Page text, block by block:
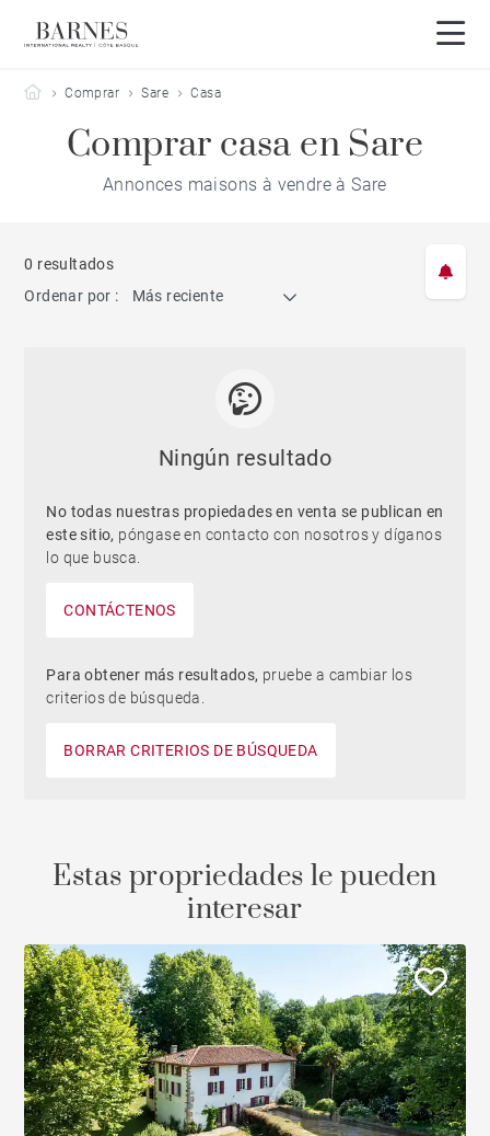
Barnes Côte Basque
Comprar Sare Casa
Comprar casa en Sare
Annonces maisons à vendre à Sare
0 resultados
Ordenar por :
Más reciente
Ningún resultado
No todas nuestras propiedades en venta se publican en
este sitio, póngase en contacto con nosotros y díganos
lo que busca.
CONTÁCTENOS
Para obtener más resultados, pruebe a cambiar los
criterios de búsqueda.
BORRAR CRITERIOS DE BÚSQUEDA
Estas propriedades le pueden
interesar